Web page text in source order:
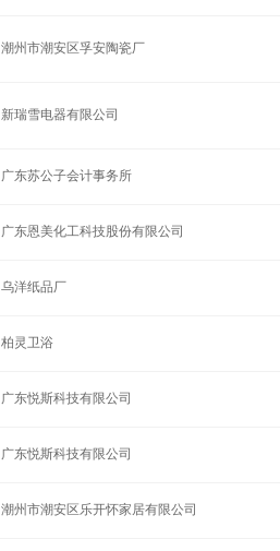
潮州市潮安区孚安陶瓷厂
新瑞雪电器有限公司
广东苏公子会计事务所
广东恩美化工科技股份有限公司
乌洋纸品厂
柏灵卫浴
广东悦斯科技有限公司
广东悦斯科技有限公司
潮州市潮安区乐开怀家居有限公司